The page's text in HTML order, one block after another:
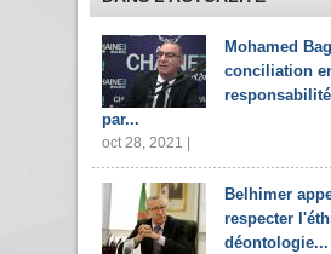
Mohamed
conciliation
par...
oct 28, 2021 |
Belhimer
respecter
déontologie...